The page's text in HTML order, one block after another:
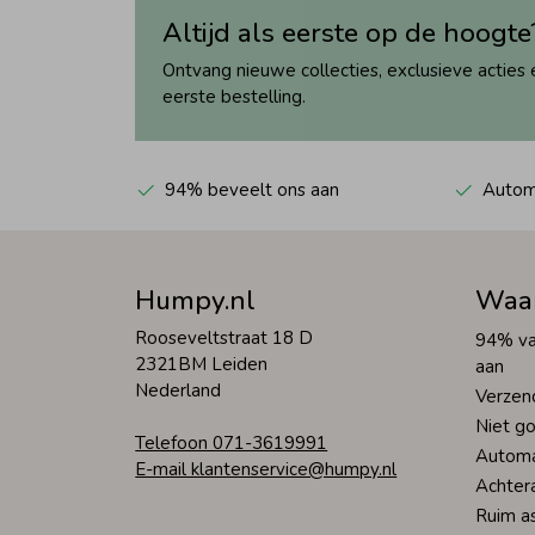
Altijd als eerste op de
Ontvang nieuwe collecties, exclusieve
eerste bestelling.
94% beveelt ons aan
Humpy.nl
Rooseveltstraat 18 D
2321BM Leiden
Nederland
Telefoon 071-3619991
E-mail klantenservice@humpy.nl
94%
aan
Niet
Ruim